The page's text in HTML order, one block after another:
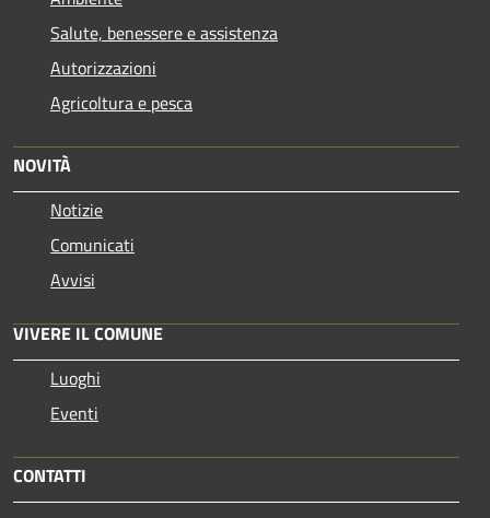
Salute, benessere e assistenza
Autorizzazioni
Agricoltura e pesca
NOVITÀ
Notizie
Comunicati
Avvisi
VIVERE IL COMUNE
Luoghi
Eventi
CONTATTI